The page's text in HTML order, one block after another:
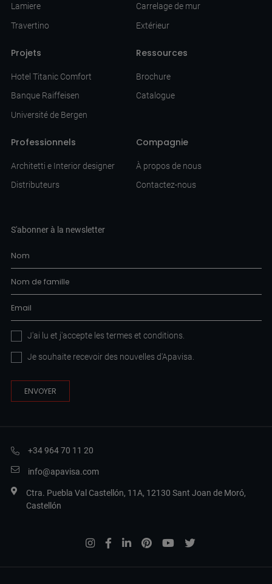
Lamiere
Travertino
Carrelage de mur
Extérieur
Projets
Hotel Titanic Comfort
Banque Raiffeisen
Université de Bergen
Ressources
Brochure
Catalogue
Professionnels
Architetti e Interior designer
Distributeurs
Compagnie
À propos de nous
Contactez-nous
S'abonner à la newsletter
J'ai lu et j'accepte lestermes et conditions
Je souhaite recevoir des nouvelles d'Apavisa.
+34 964 70 11 20
info@apavisa.com
Ctra. Puebla Val Castellón, 11A, 12130 Sant Joan de Moró,
Castellón